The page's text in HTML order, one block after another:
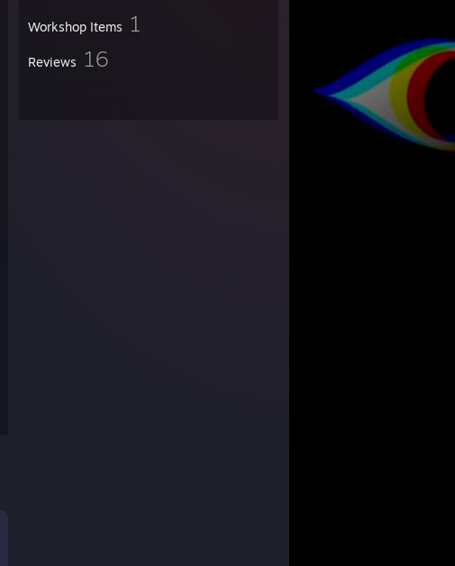
Workshop Items 1
Reviews 16